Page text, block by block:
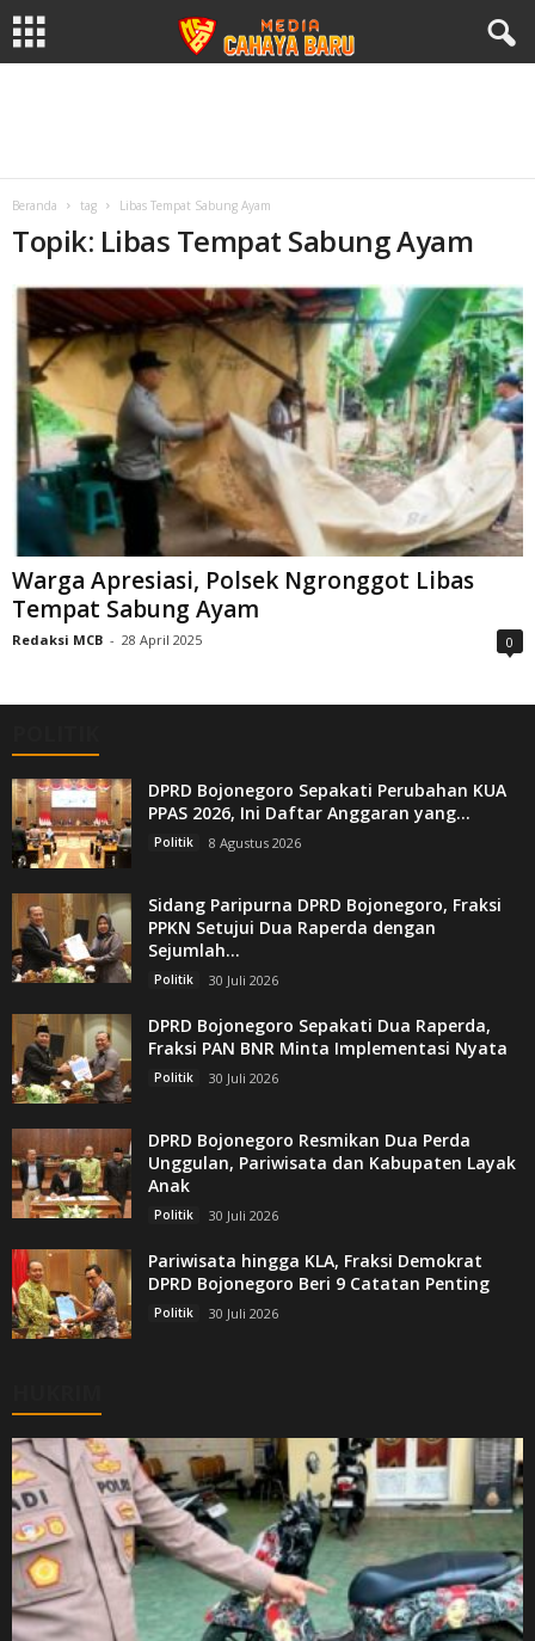
Beranda tag Libas Tempat Sabung Ayam
Topik: Libas Tempat Sabung Ayam
Warga Apresiasi, Polsek Ngronggot Libas
Tempat Sabung Ayam
Redaksi MCB - 28 April 2025 0
DPRD Bojonegoro Sepakati Perubahan KUA
PPAS 2026, Ini Daftar Anggaran yang...
Politik 8 Agustus 2026
Sidang Paripurna DPRD Bojonegoro, Fraksi
PPKN Setujui Dua Raperda dengan
Sejumlah...
Politik 30 Juli 2026
DPRD Bojonegoro Sepakati Dua Raperda,
Fraksi PAN BNR Minta Implementasi Nyata
Politik 30 Juli 2026
DPRD Bojonegoro Resmikan Dua Perda
Unggulan, Pariwisata dan Kabupaten Layak
Anak
Politik 30 Juli 2026
Pariwisata hingga KLA, Fraksi Demokrat
DPRD Bojonegoro Beri 9 Catatan Penting
Politik 30 Juli 2026